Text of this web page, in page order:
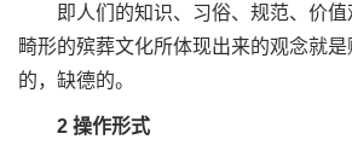
即人们的知识、习俗、规范、价值
畸形的殡葬文化所体现出来的观念就是
的，缺德的。
2 操作形式